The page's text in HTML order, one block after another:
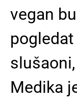
vegan
Medika